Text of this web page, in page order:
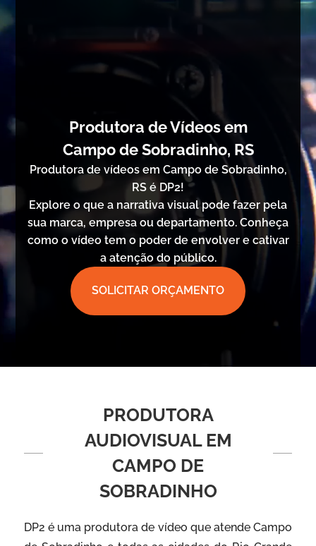
Produtora de Vídeos em
Campo de Sobradinho, RS
Produtora de vídeos em Campo de Sobradinho,
RS é DP2!
Explore o que a narrativa visual pode fazer pela
sua marca, empresa ou departamento. Conheça
como o vídeo tem o poder de envolver e cativar
a atenção do público.
SOLICITAR ORÇAMENTO
PRODUTORA
AUDIOVISUAL EM
CAMPO DE
SOBRADINHO
DP2 é uma produtora de vídeo que atende Campo